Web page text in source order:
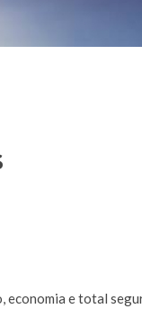
economia e total